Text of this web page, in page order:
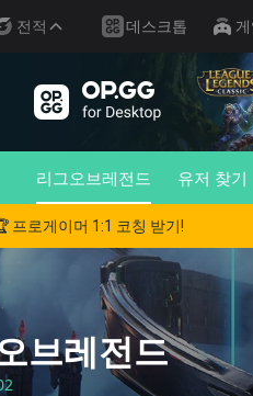
전적 데스크톱
리그오브레전드 유저 찾기
프로게이머 1:1 코칭 받기!
브레전드